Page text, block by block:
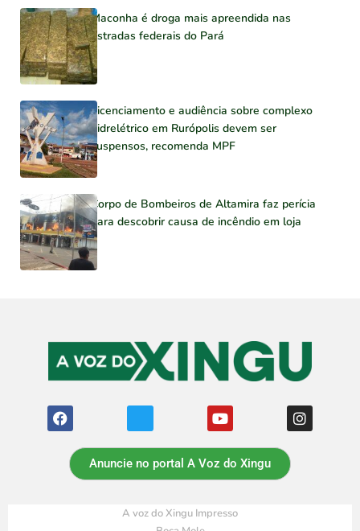
Maconha é droga mais apreendida nas
estradas federais do Pará
Licenciamento e audiência sobre complexo
hidrelétrico em Rurópolis devem ser
suspensos, recomenda MPF
Corpo de Bombeiros de Altamira faz perícia
para descobrir causa de incêndio em loja
Anuncie no portal A Voz do Xingu
A voz do Xingu Impresso